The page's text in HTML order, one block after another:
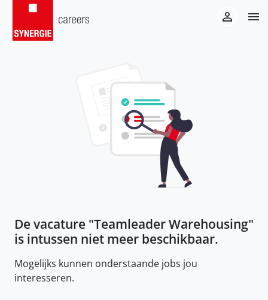
De vacature "Teamleader Warehousing"
is intussen niet meer beschikbaar.
Mogelijks kunnen onderstaande jobs jou
interesseren.